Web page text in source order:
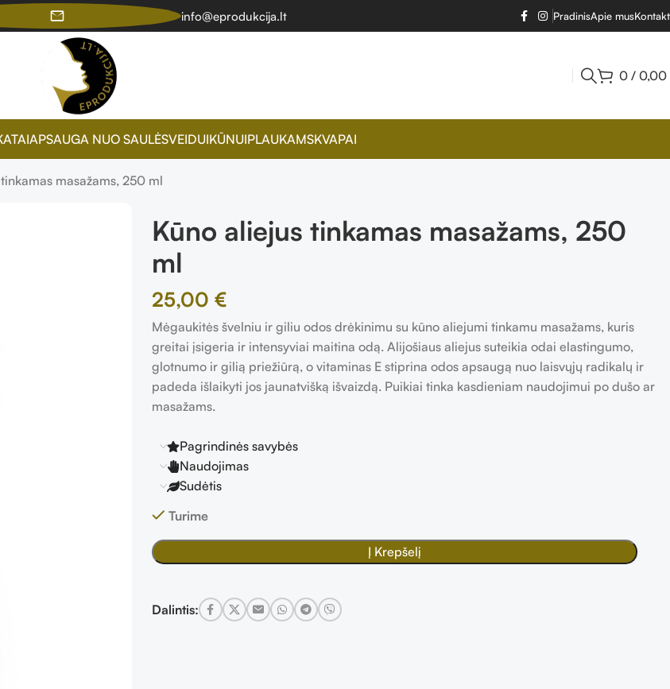
info@eprodukcija.lt PradinisApie mus
0 / 0,00
APSAUGA NUO SAULĖSVEIDUIKŪNUIPLAUKAMSKVAPAI
masažams, 250 ml
Kūno aliejus tinkamas masažams, 250
ml
25,00 €
Mėgaukitės švelniu ir giliu odos drėkinimu su kūno aliejumi tinkamu masažams, kuris
greitai įsigeria ir intensyviai maitina odą. Alijošiaus aliejus suteikia odai elastingumo,
glotnumo ir gilią priežiūrą, o vitaminas E stiprina odos apsaugą nuo laisvųjų radikalų ir
padeda išlaikyti jos jaunatvišką išvaizdą. Puikiai tinka kasdieniam naudojimui po dušo ar
masažams.
Pagrindinės savybės
Naudojimas
Sudėtis
Turime
Į Krepšelį
Dalintis: